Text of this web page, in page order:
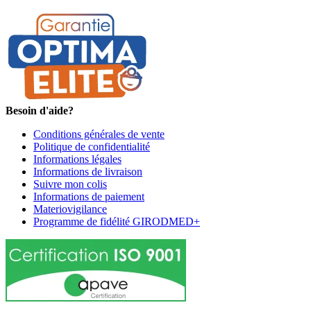
Besoin d'aide?
Conditions générales de vente
Politique de confidentialité
Informations légales
Informations de livraison
Suivre mon colis
Informations de paiement
Materiovigilance
Programme de fidélité GIRODMED+